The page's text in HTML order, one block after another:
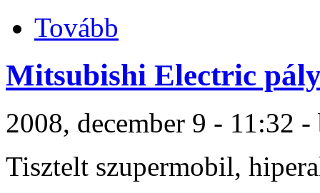
Tovább
Mitsubishi Electric
2008, december 9 - 11:32
Tisztelt szupermobil,